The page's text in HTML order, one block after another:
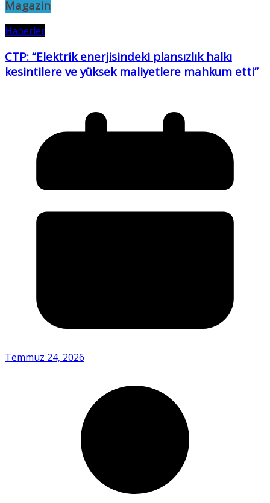
Magazin
Haberler
CTP: “Elektrik enerjisindeki plansızlık halkı
kesintilere ve yüksek maliyetlere mahkum etti”
Temmuz 24, 2026